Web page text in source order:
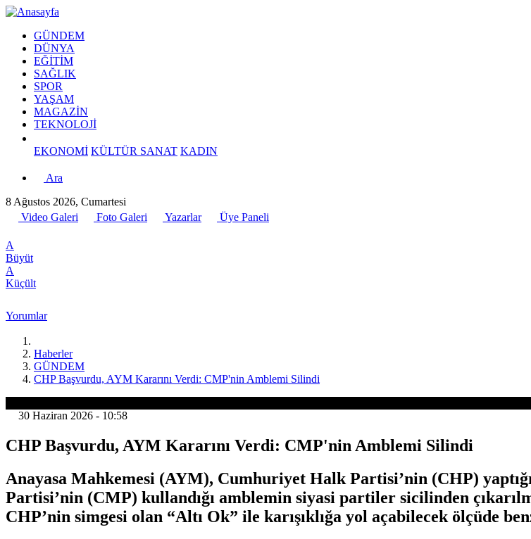
GÜNDEM
DÜNYA
EĞİTİM
SAĞLIK
SPOR
YAŞAM
MAGAZİN
TEKNOLOJİ
EKONOMİ KÜLTÜR SANAT KADIN
Ara
8 Ağustos 2026, Cumartesi
Video Galeri
Foto Galeri Yazarlar Üye Paneli
A
Büyüt
A
Küçült
Yorumlar
Haberler
GÜNDEM
CHP Başvurdu, AYM Kararını Verdi: CMP'nin Amblemi Silindi
30 Haziran 2026 - 10:58
CHP Başvurdu, AYM Kararını Verdi: CMP'nin Amblemi Silindi
Anayasa Mahkemesi (AYM), Cumhuriyet Halk Partisi’nin (CHP)
Partisi’nin (CMP) kullandığı amblemin siyasi partiler sicilinden
CHP’nin simgesi olan “Altı Ok” ile karışıklığa yol açabilecek ölçüde